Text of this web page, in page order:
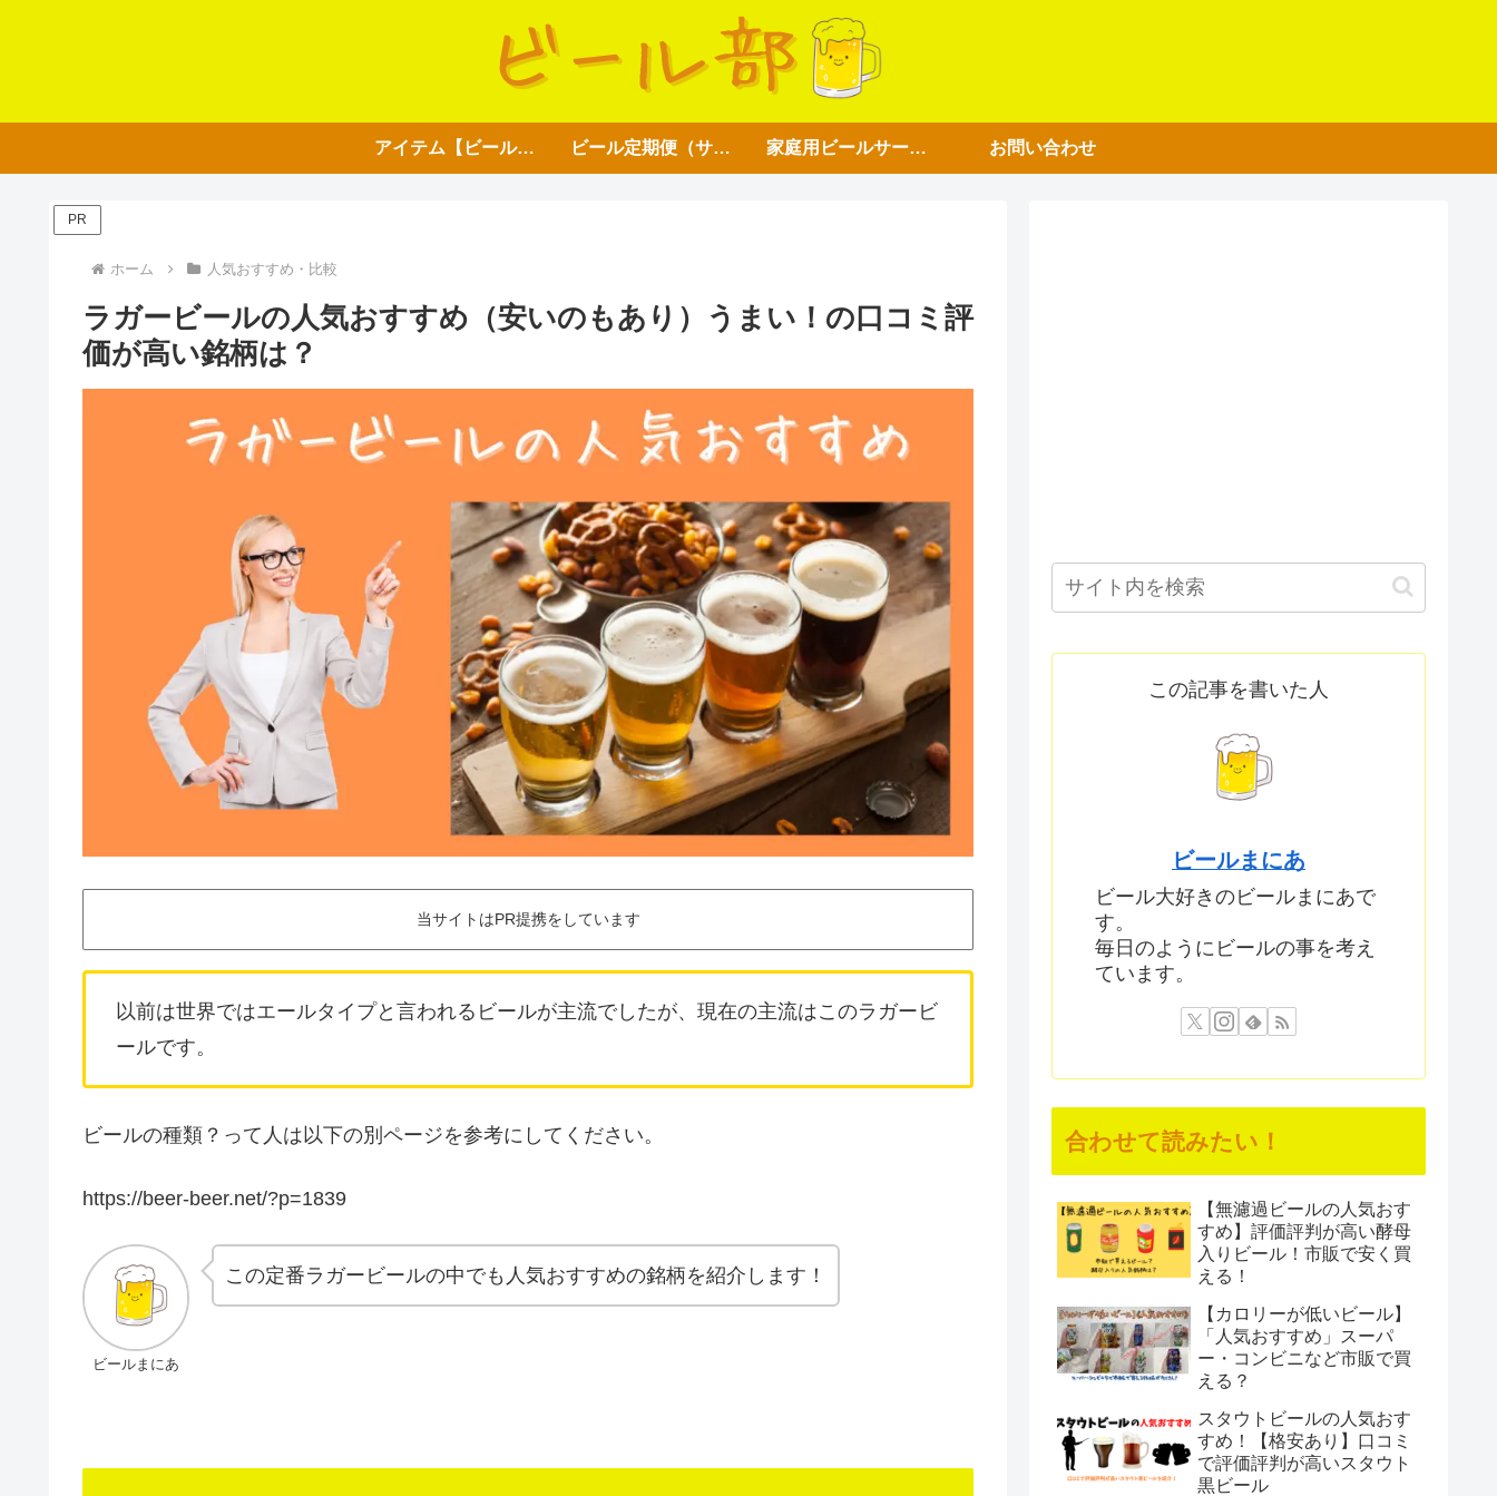
アイテム【ビール好き用】 ビール定期便（サブスク） 家庭用ビールサーバー お問い合わせ
PR
ホーム 人気おすすめ・比較
ラガービールの人気おすすめ（安いのもあり）うまい！の口コミ評
価が高い銘柄は？
当サイトはPR提携をしています
以前は世界ではエールタイプと言われるビールが主流でしたが、現在の主流はこのラガービ
ールです。
ビールの種類？って人は以下の別ページを参考にしてください。
https://beer-beer.net/?p=1839
ビールまにあ
この定番ラガービールの中でも人気おすすめの銘柄を紹介します！
この記事を書いた人
ビールまにあ
ビール大好きのビールまにあで
す。
毎日のようにビールの事を考え
ています。
合わせて読みたい！
【無濾過ビールの人気おす
すめ】評価評判が高い酵母
入りビール！市販で安く買
える！
【カロリーが低いビール】
「人気おすすめ」スーパ
ー・コンビニなど市販で買
える？
スタウトビールの人気おす
すめ！【格安あり】口コミ
で評価評判が高いスタウト
黒ビール